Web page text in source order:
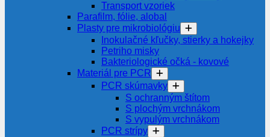
Transport vzoriek
Parafilm, fólie, alobal
Plasty pre mikrobiológiu
Inokulačné kľučky, stierky a hokejky
Petriho misky
Bakteriologické očká - kovové
Materiál pre PCR
PCR skúmavky
S ochranným štítom
S plochým vrchnákom
S vypulým vrchnákom
PCR strípy